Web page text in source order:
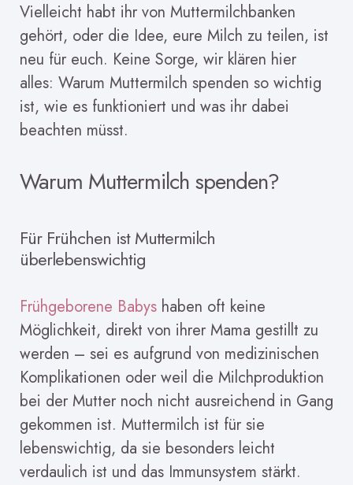
Vielleicht habt ihr von Muttermilchbanken
gehört, oder die Idee, eure Milch zu teilen, ist
neu für euch. Keine Sorge, wir klären hier
alles: Warum Muttermilch spenden so wichtig
ist, wie es funktioniert und was ihr dabei
beachten müsst.
Warum Muttermilch spenden?
Für Frühchen ist Muttermilch
überlebenswichtig
Frühgeborene Babys haben oft keine
Möglichkeit, direkt von ihrer Mama gestillt zu
werden – sei es aufgrund von medizinischen
Komplikationen oder weil die Milchproduktion
bei der Mutter noch nicht ausreichend in Gang
gekommen ist. Muttermilch ist für sie
lebenswichtig, da sie besonders leicht
verdaulich ist und das Immunsystem stärkt.